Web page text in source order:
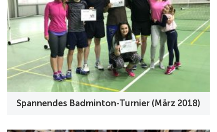
Spannendes Badminton-Turnier (März 2018)